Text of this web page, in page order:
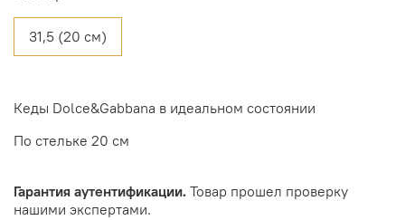
31,5 (20 см)
Кеды Dolce&Gabbana в идеальном состоянии
По стельке 20 см
Гарантия аутентификации. Товар прошел проверку
нашими экспертами.